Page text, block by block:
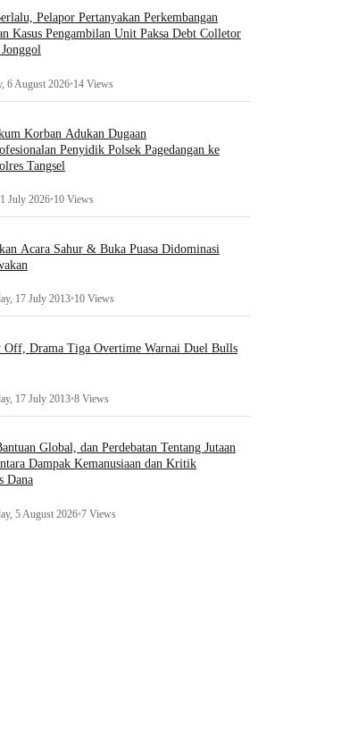
Pelapor Pertanyakan Perkembangan
Kasus Pengambilan Unit Paksa Debt Colletor
6 August 2026•14 Views
Korban Adukan Dugaan
Penyidik Polsek Pagedangan ke
Tangsel
July 2026•10 Views
Acara Sahur & Buka Puasa Didominasi
17 July 2013•10 Views
Off, Drama Tiga Overtime Warnai Duel Bulls
17 July 2013•8 Views
Global, dan Perdebatan Tentang Jutaan
Dampak Kemanusiaan dan Kritik
Dana
5 August 2026•7 Views